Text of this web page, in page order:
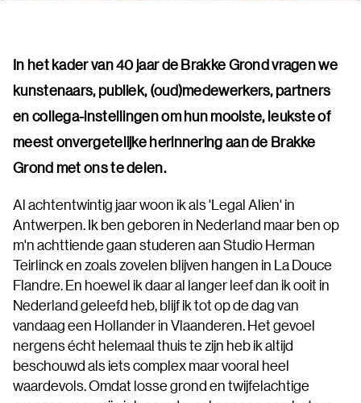
In het kader van 40 jaar de Brakke Grond vragen we
kunstenaars, publiek, (oud)medewerkers, partners
en collega-instellingen om hun mooiste, leukste of
meest onvergetelijke herinnering aan de Brakke
Grond met ons te delen.
Al achtentwintig jaar woon ik als 'Legal Alien' in
Antwerpen. Ik ben geboren in Nederland maar ben op
m'n achttiende gaan studeren aan Studio Herman
Teirlinck en zoals zovelen blijven hangen in La Douce
Flandre. En hoewel ik daar al langer leef dan ik ooit in
Nederland geleefd heb, blijf ik tot op de dag van
vandaag een Hollander in Vlaanderen. Het gevoel
nergens écht helemaal thuis te zijn heb ik altijd
beschouwd als iets complex maar vooral heel
waardevols. Omdat losse grond en twijfelachtige